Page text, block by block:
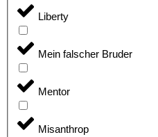
Liberty
Mein falscher Bruder
Mentor
Misanthrop